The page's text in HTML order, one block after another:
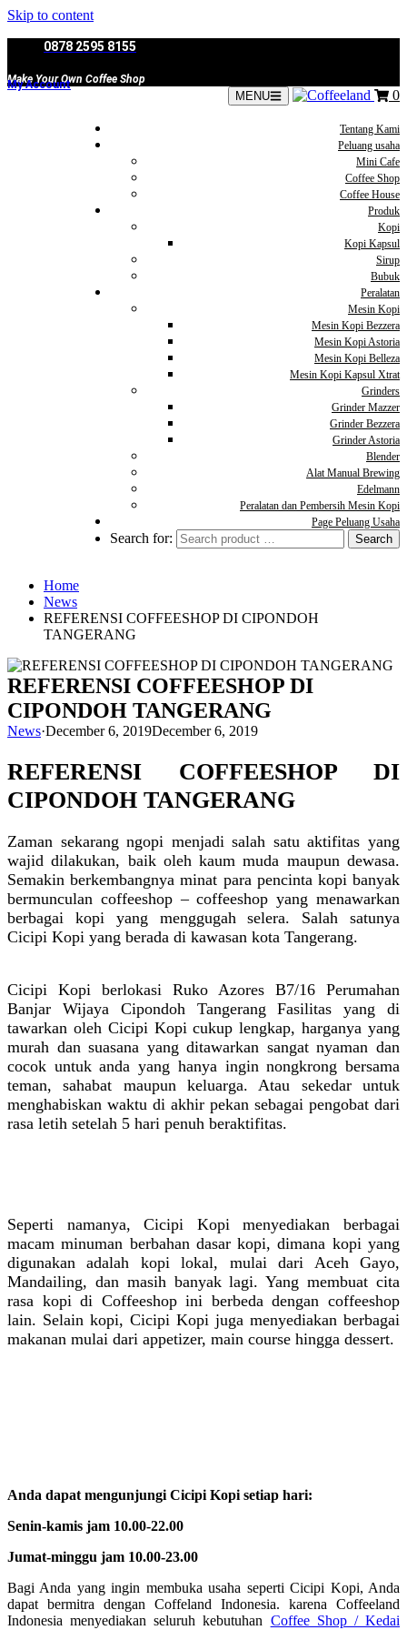
Skip to content
0878 2595 8155
Make Your Own Coffee Shop
My Account
MENU 0
Tentang Kami
Peluang usaha
Mini Cafe
Coffee Shop
Coffee House
Produk
Kopi
Kopi Kapsul
Sirup
Bubuk
Peralatan
Mesin Kopi
Mesin Kopi Bezzera
Mesin Kopi Astoria
Mesin Kopi Belleza
Mesin Kopi Kapsul Xtrat
Grinders
Grinder Mazzer
Grinder Bezzera
Grinder Astoria
Blender
Alat Manual Brewing
Edelmann
Peralatan dan Pembersih Mesin Kopi
Page Peluang Usaha
Search for:
Home
News
REFERENSI COFFEESHOP DI CIPONDOH
TANGERANG
REFERENSI COFFEESHOP DI
CIPONDOH TANGERANG
News·December 6, 2019December 6, 2019
REFERENSI COFFEESHOP DI
CIPONDOH TANGERANG
Zaman sekarang ngopi menjadi salah satu aktifitas yang
wajid dilakukan, baik oleh kaum muda maupun dewasa.
Semakin berkembangnya minat para pencinta kopi banyak
bermunculan coffeeshop – coffeeshop yang menawarkan
berbagai kopi yang menggugah selera. Salah satunya
Cicipi Kopi yang berada di kawasan kota Tangerang.
Cicipi Kopi berlokasi Ruko Azores B7/16 Perumahan
Banjar Wijaya Cipondoh Tangerang Fasilitas yang di
tawarkan oleh Cicipi Kopi cukup lengkap, harganya yang
murah dan suasana yang ditawarkan sangat nyaman dan
cocok untuk anda yang hanya ingin nongkrong bersama
teman, sahabat maupun keluarga. Atau sekedar untuk
menghabiskan waktu di akhir pekan sebagai pengobat dari
rasa letih setelah 5 hari penuh beraktifitas.
Seperti namanya, Cicipi Kopi menyediakan berbagai
macam minuman berbahan dasar kopi, dimana kopi yang
digunakan adalah kopi lokal, mulai dari Aceh Gayo,
Mandailing, dan masih banyak lagi. Yang membuat cita
rasa kopi di Coffeeshop ini berbeda dengan coffeeshop
lain. Selain kopi, Cicipi Kopi juga menyediakan berbagai
makanan mulai dari appetizer, main course hingga dessert.
Anda dapat mengunjungi Cicipi Kopi setiap hari:
Senin-kamis jam 10.00-22.00
Jumat-minggu jam 10.00-23.00
Bagi Anda yang ingin membuka usaha seperti Cicipi Kopi, Anda
dapat bermitra dengan Coffeland Indonesia. karena Coffeeland
Indonesia menyediakan seluruh kebutuhan Coffee Shop / Kedai